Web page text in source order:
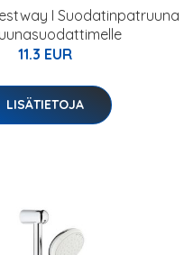
I Suodatinpatruuna
11.3 EUR
LISÄTIETOJA